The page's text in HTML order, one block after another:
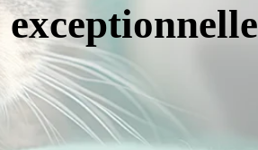
exceptionnelle